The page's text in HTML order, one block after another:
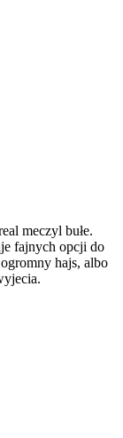
meczyl bułe.
fajnych opcji do
hajs, albo